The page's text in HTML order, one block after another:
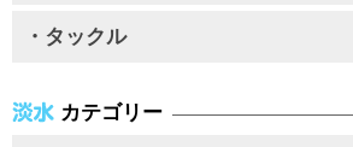
・タックル
カテゴリー